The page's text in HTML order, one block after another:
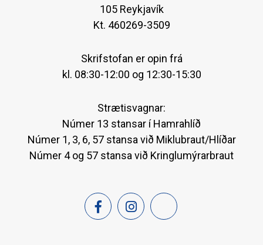
105 Reykjavík
Kt. 460269-3509
Skrifstofan er opin frá
kl. 08:30-12:00 og 12:30-15:30
Strætisvagnar:
Númer 13 stansar í Hamrahlíð
Númer 1, 3, 6, 57 stansa við Miklubraut/Hlíðar
Númer 4 og 57 stansa við Kringlumýrarbraut